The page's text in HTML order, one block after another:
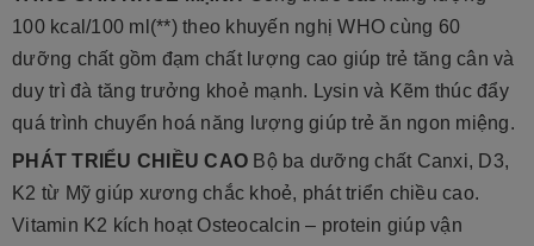
100 kcal/100 ml(**) theo khuyến nghị WHO cùng 60
dưỡng chất gồm đạm chất lượng cao giúp trẻ tăng cân và
duy trì đà tăng trưởng khoẻ mạnh. Lysin và Kẽm thúc đẩy
quá trình chuyển hoá năng lượng giúp trẻ ăn ngon miệng.
PHÁT TRIỂU CHIỀU CAO Bộ ba dưỡng chất Canxi, D3,
K2 từ Mỹ giúp xương chắc khoẻ, phát triển chiều cao.
Vitamin K2 kích hoạt Osteocalcin – protein giúp vận